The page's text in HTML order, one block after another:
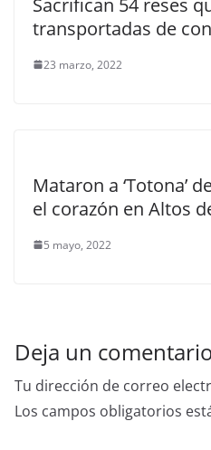
transportadas de
23 marzo, 2022
Mataron a ‘Totona’
el corazón en Altos
5 mayo, 2022
Deja un
Tu dirección de correo
Los campos obligatorios